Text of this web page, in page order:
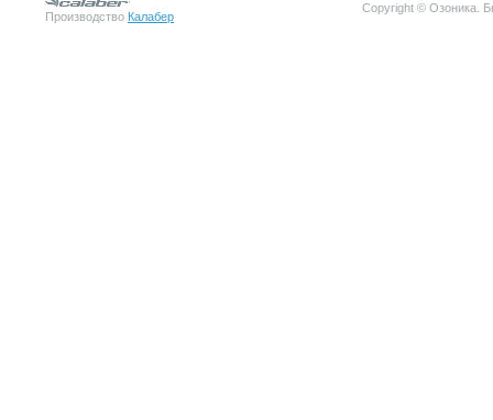
Производство Калабер
Copyright © Озоника.